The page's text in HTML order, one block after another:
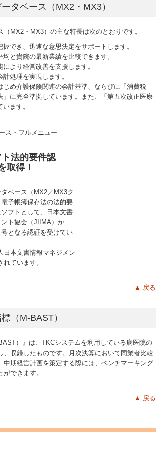
タベース（MX2・MX3）
MX2・MX3）の主な特長は次のとおりです。
でき、迅速な意思決定をサポートします。
と貴院の最新業績を比較できます。
より経営改善を支援します。
計処理を実現します。
じめ介護保険関連の会計基準、ならびに「消費税
」に完全準拠しています。また、「第五次改正医療
ます。
ト法的要件認
取得！
ベース（MX2／MX3ク
子帳簿保存法の法的要
フトとして、日本文書
ト協会（JIIMA）か
となる認証を受けてい
本文書情報マネジメン
ています。
▲ 戻る
（M-BAST）
）』は、TKCシステムを利用している病医院の
、収録したものです。月次決算において同業者比較
中期経営計画を策定する際には、ベンチマーキング
できます。
▲ 戻る